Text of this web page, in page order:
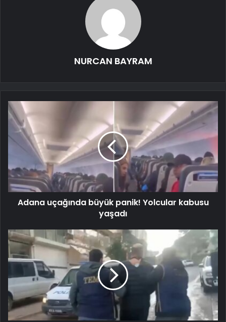
NURCAN BAYRAM
Adana uçağında büyük panik! Yolcular kabusu
yaşadı